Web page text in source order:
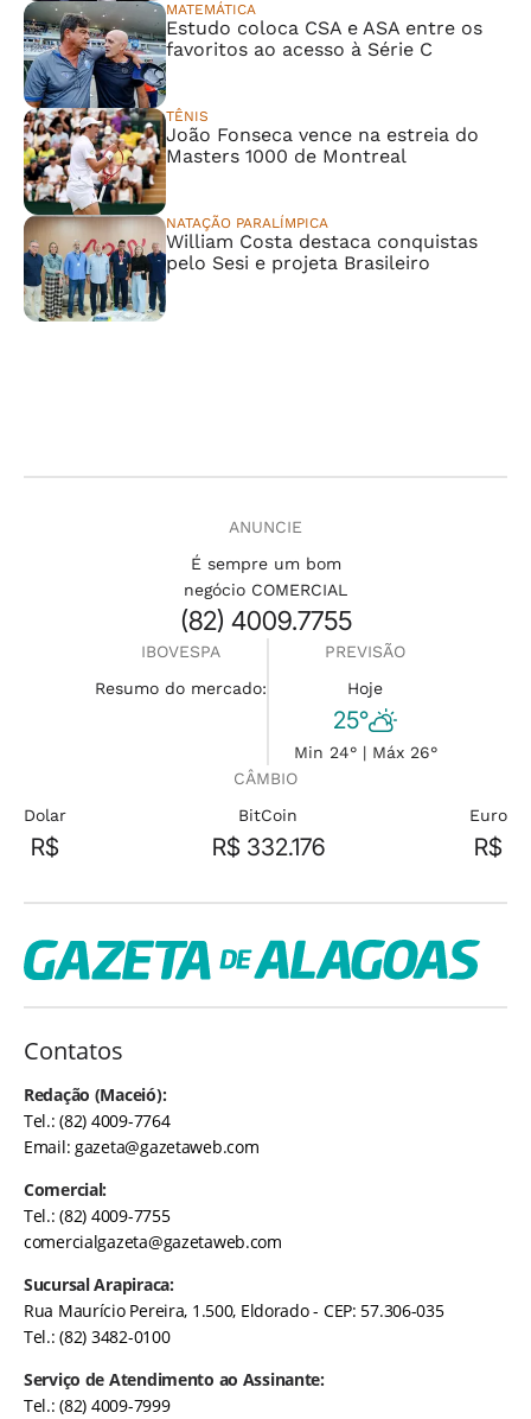
MATEMÁTICA
Estudo coloca CSA e ASA entre os
favoritos ao acesso à Série C
TÊNIS
João Fonseca vence na estreia do
Masters 1000 de Montreal
NATAÇÃO PARALÍMPICA
William Costa destaca conquistas
pelo Sesi e projeta Brasileiro
ANUNCIE
É sempre um bom
negócio COMERCIAL
(82) 4009.7755
IBOVESPA
Resumo do mercado:
PREVISÃO
Hoje
25°
Min 24° | Máx 26°
CÂMBIO
Dolar
R$
BitCoin
R$ 332.176
Euro
R$
Contatos
Redação (Maceió):
Tel.: (82) 4009-7764
Email:gazeta@gazetaweb.com
Comercial:
Tel.: (82) 4009-7755
comercialgazeta@gazetaweb.com
Sucursal Arapiraca:
Rua Maurício Pereira, 1.500, Eldorado - CEP: 57.306-035
Tel.: (82) 3482-0100
Serviço de Atendimento ao Assinante:
Tel.: (82) 4009-7999